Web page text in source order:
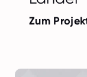
Zum